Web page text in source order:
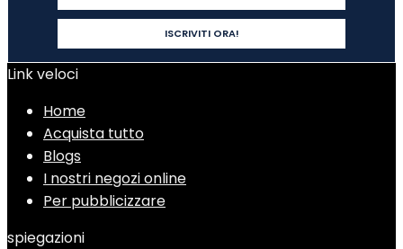
Link veloci
Home
Acquista tutto
Blogs
I nostri negozi online
Per pubblicizzare
spiegazioni